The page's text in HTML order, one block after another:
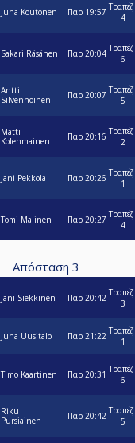
Juha Koutonen Παρ 19:57
4
Sakari Räsänen Παρ 20:04
6
Antti
Silvennoinen
Παρ 20:07
5
Matti
Kolehmainen
Παρ 20:16
2
Jani Pekkola Παρ 20:26
1
Tomi Malinen Παρ 20:27
4
Απόσταση 3
Jani Siekkinen Παρ 20:42
3
Juha Uusitalo Παρ 21:22
1
Timo Kaartinen Παρ 20:31
6
Riku
Pursiainen
Παρ 20:42
5